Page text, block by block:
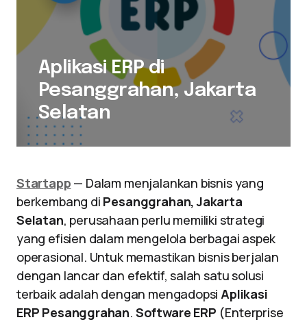
Aplikasi ERP di
Pesanggrahan, Jakarta
Selatan
Startapp — Dalam menjalankan bisnis yang
berkembang di Pesanggrahan, Jakarta
Selatan, perusahaan perlu memiliki strategi
yang efisien dalam mengelola berbagai aspek
operasional. Untuk memastikan bisnis berjalan
dengan lancar dan efektif, salah satu solusi
terbaik adalah dengan mengadopsiAplikasi
ERP Pesanggrahan. Software ERP (Enterprise